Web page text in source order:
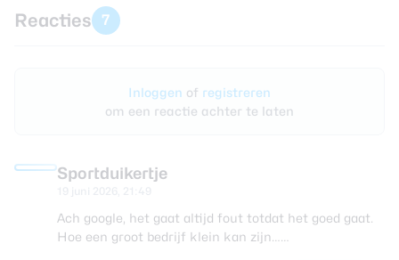
Reacties 7
Inloggen of registreren
om een reactie achter te laten
Sportduikertje
Ach google, het gaat altijd fout totdat het goed gaat.
Hoe een groot bedrijf klein kan zijn……